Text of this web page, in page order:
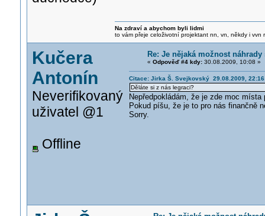
Na zdraví a abychom byli lidmi
to vám přeje celoživotní projektant nn, vn, někdy i vvn
Kučera
Antonín
Neverifikovaný
uživatel @1
Offline
Re: Je nějaká možnost
« Odpověď #4 kdy:30.08.2009, 10:08 »
Citace: Jirka Š. Svejkovský 29.08.2009, 22:16
Děláte si z nás legraci?
Nepředpokládám, že je zde moc
Pokud píšu, že je to pro nás finančně
Sorry.